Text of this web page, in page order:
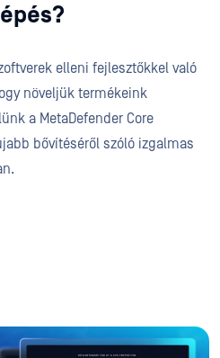
elleni fejlesztőkkel való
növeljük termékeink
a MetaDefender Core
bővítéséről szóló izgalmas